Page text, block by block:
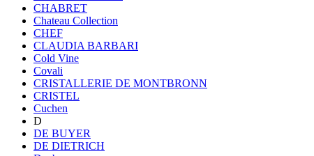
CHABRET
Chateau Collection
CHEF
CLAUDIA BARBARI
Cold Vine
Covali
CRISTALLERIE DE MONTBRONN
CRISTEL
Cuchen
D
DE BUYER
DE DIETRICH